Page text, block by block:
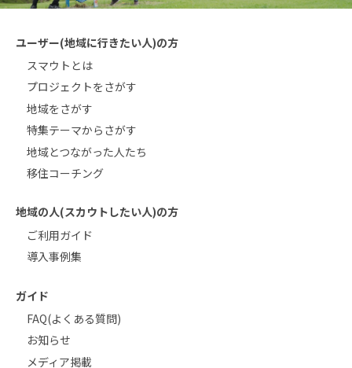
ユーザー(地域に行きたい人)の方
スマウトとは
プロジェクトをさがす
地域をさがす
特集テーマからさがす
地域とつながった人たち
移住コーチング
地域の人(スカウトしたい人)の方
ご利用ガイド
導入事例集
ガイド
FAQ(よくある質問)
お知らせ
メディア掲載